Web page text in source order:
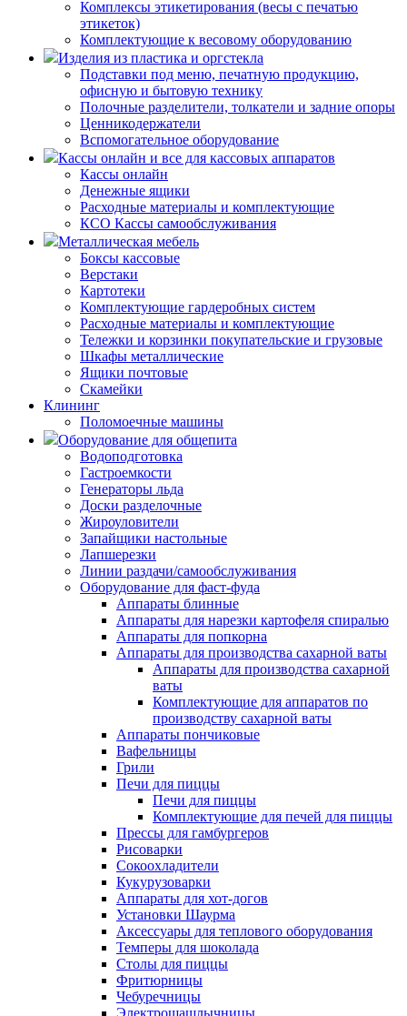
Комплексы этикетирования (весы с печатью
этикеток)
Комплектующие к весовому оборудованию
Изделия из пластика и оргстекла
Подставки под меню, печатную продукцию,
офисную и бытовую технику
Полочные разделители, толкатели и задние опоры
Ценникодержатели
Вспомогательное оборудование
Кассы онлайн и все для кассовых аппаратов
Кассы онлайн
Денежные ящики
Расходные материалы и комплектующие
КСО Кассы самообслуживания
Металлическая мебель
Боксы кассовые
Верстаки
Картотеки
Комплектующие гардеробных систем
Расходные материалы и комплектующие
Тележки и корзинки покупательские и грузовые
Шкафы металлические
Ящики почтовые
Скамейки
Клининг
Поломоечные машины
Оборудование для общепита
Водоподготовка
Гастроемкости
Генераторы льда
Доски разделочные
Жироуловители
Запайщики настольные
Лапшерезки
Линии раздачи/самообслуживания
Оборудование для фаст-фуда
Аппараты блинные
Аппараты для нарезки картофеля спиралью
Аппараты для попкорна
Аппараты для производства сахарной ваты
Аппараты для производства сахарной
ваты
Комплектующие для аппаратов по
производству сахарной ваты
Аппараты пончиковые
Вафельницы
Грили
Печи для пиццы
Печи для пиццы
Комплектующие для печей для пиццы
Прессы для гамбургеров
Рисоварки
Сокоохладители
Кукурузоварки
Аппараты для хот-догов
Установки Шаурма
Аксессуары для теплового оборудования
Темперы для шоколада
Столы для пиццы
Фритюрницы
Чебуречницы
Электрошашлычницы